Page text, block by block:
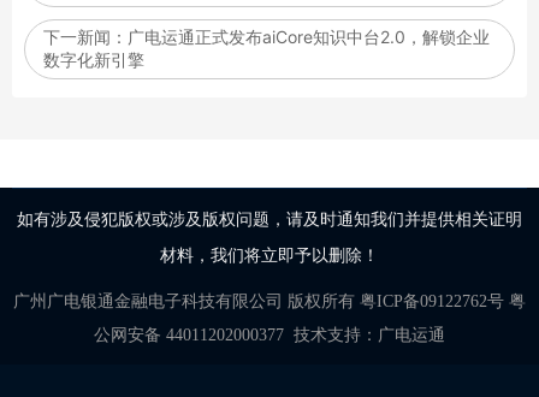
下一新闻： 广电运通正式发布aiCore知识中台2.0，解锁企业
数字化新引擎
如有涉及侵犯版权或涉及版权问题，请及时通知我们并提供相关证明
材料，我们将立即予以删除！
广州广电银通金融电子科技有限公司 版权所有 粤ICP备09122762号 粤
公网安备 44011202000377 技术支持： 广电运通